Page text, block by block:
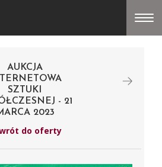
AUKCJA
SZTUKI
- 21
2023
do oferty